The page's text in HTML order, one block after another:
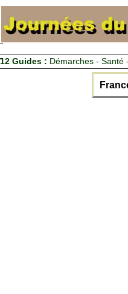
12 Guides : Démarches - Santé